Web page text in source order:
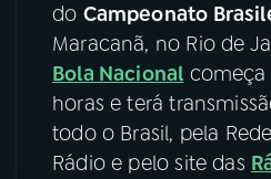
ACOMPANHE A RÁDIO NACIONAL
YouTube
Instagram X
do Campeonato
Maracanã, no Rio de
Bola Nacional começa
horas e terá
todo o Brasil, pela
Rádio e pelo site das